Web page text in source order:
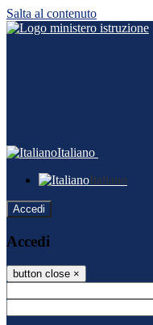
Salta al contenuto
Italiano
Italiano
Accedi
Accedi
button close ×